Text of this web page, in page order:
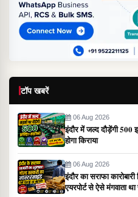
टॉप खबरें
06 Aug 2026
इंदौर में जल्द दौड़ेंगी
होगा किराया
06 Aug 2026
इंदौर का सराफा
एयरपोर्ट से ऐसे मंगवाता था